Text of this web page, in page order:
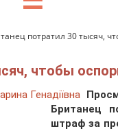
потратил 30 тысяч,
чтобы
Генадіївна
Британец
штраф за